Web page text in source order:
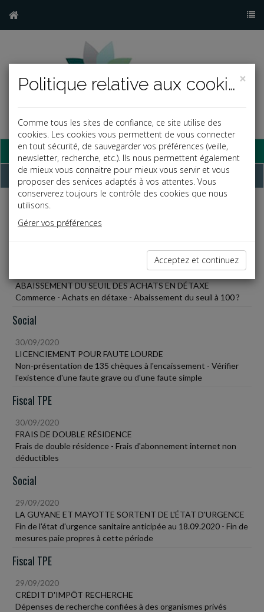
Base documentaire
Dépêches
Liste des dernières dépêches
ABAISSEMENT DU SEUIL DES ACHATS EN DÉTAXE
Commerce - Achats en détaxe - Abaissement du seuil à 100 ?
Social
30/09/2020
LICENCIEMENT POUR FAUTE LOURDE
Non-présentation de 135 chèques à l'encaissement - Vérifier
l'existence d'une faute grave ou d'une faute simple
Fiscal TPE
30/09/2020
FRAIS DE DOUBLE RÉSIDENCE
Frais de double résidence - Frais d'abonnement internet non
déductibles
Social
29/09/2020
LA GUYANE ET MAYOTTE SORTENT DE L'ÉTAT D'URGENCE
Fin de l'état d'urgence sanitaire anticipée au 18.09.2020 - Fin de
mesures paie propres à cette période
Fiscal TPE
29/09/2020
CRÉDIT D'IMPÔT RECHERCHE
Dépenses de recherche confiées à des organismes privés
×
Politique relative aux cookies
Comme tous les sites de confiance, ce site utilise des
cookies. Les cookies vous permettent de vous connecter
en tout sécurité, de sauvegarder vos préférences (veille,
newsletter, recherche, etc.). Ils nous permettent également
de mieux vous connaitre pour mieux vous servir et vous
proposer des services adaptés à vos attentes. Vous
conserverez toujours le contrôle des cookies que nous
utilisons.
Gérer vos préférences
Acceptez et continuez